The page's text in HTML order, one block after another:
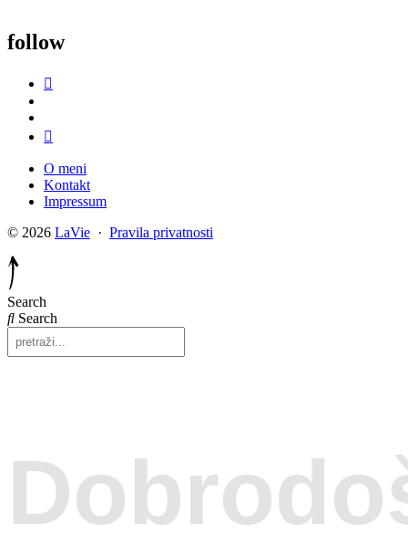
follow
O meni
Kontakt
Impressum
© 2026 LaVie · Pravila privatnosti
Search
Search